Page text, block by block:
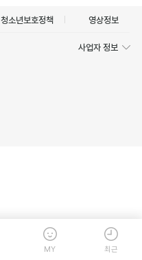
청소년보호정책 영상정보
사업자 정보
MY 최근